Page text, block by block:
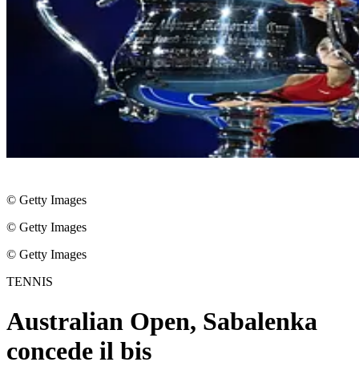
© Getty Images
© Getty Images
© Getty Images
TENNIS
Australian Open, Sabalenka
concede il bis